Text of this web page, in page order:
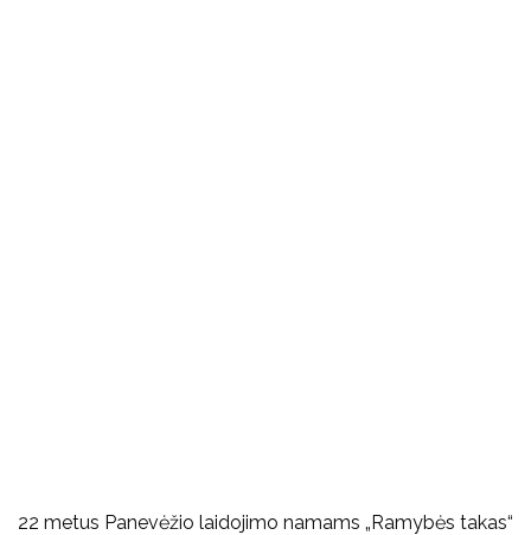
22 metus Panevėžio laidojimo namams „Ramybės takas“